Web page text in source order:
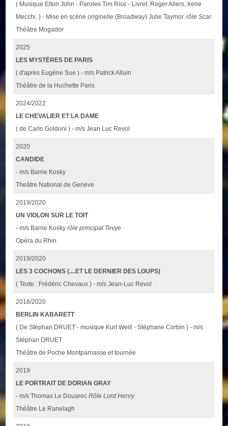
( Musique Elton John - Paroles Tim Rice - Livret: Roger Allers, Irene
Mecchi. ) - Mise en scène originelle (Broadway) Julie Taymor.rôle Scar
Théâtre Mogador
2025
LES MYSTÈRES DE PARIS
( d'après Eugène Sue ) - m/s Patrick Alluin
Théâtre de la Huchette Paris
2024/2022
LE CHEVALIER ET LA DAME
( de Carlo Goldoni ) - m/s Jean Luc Revol
2020
CANDIDE
- m/s Barrie Kosky
Theâtre National de Genève
2019/2020
UN VIOLON SUR LE TOIT
- m/s Barrie Koskyrôle principal Tevye
Opéra du Rhin
2019/2020
LES 3 COCHONS (....ET LE DERNIER DES LOUPS)
( Texte : Frédéric Chevaux ) - m/s Jean-Luc Revol
2018/2020
BERLIN KABARETT
( De Stéphan DRUET - musique Kurt Weill - Stéphane Corbin ) - m/s
Stéphan DRUET
Théâtre de Poche Montparnasse et tournée
2019
LE PORTRAIT DE DORIAN GRAY
- m/s Thomas Le DouarecRôle Lord Henry
Théâtre Le Ranelagh